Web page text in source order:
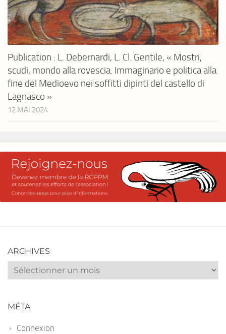
Publication : L. Debernardi, L. Cl. Gentile, « Mostri,
scudi, mondo alla rovescia. Immaginario e politica alla
fine del Medioevo nei soffitti dipinti del castello di
Lagnasco »
12 MAI 2024
ARCHIVES
Archives
MÉTA
Connexion